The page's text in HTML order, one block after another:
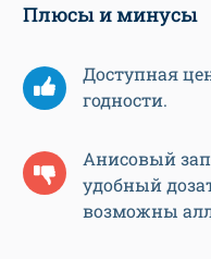
Плюсы и минусы
Доступная
годности.
Анисовый
удобный
возможны